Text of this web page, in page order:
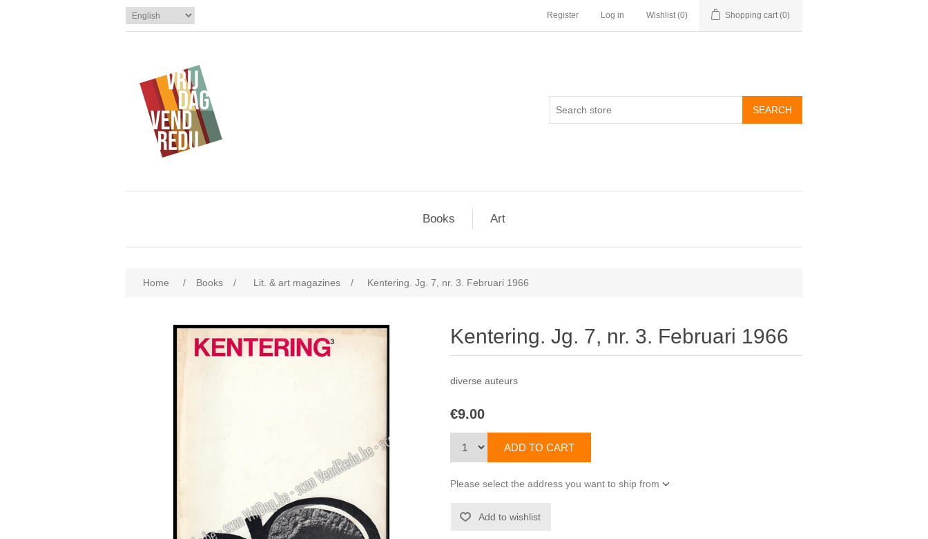
Register Log in Wishlist (0) Shopping cart (0)
Books Art
Home / Books / Lit. & art magazines / Kentering. Jg. 7, nr. 3. Februari 1966
Kentering. Jg. 7, nr. 3. Februari 1966
diverse auteurs
€9.00
Please select the address you want to ship from